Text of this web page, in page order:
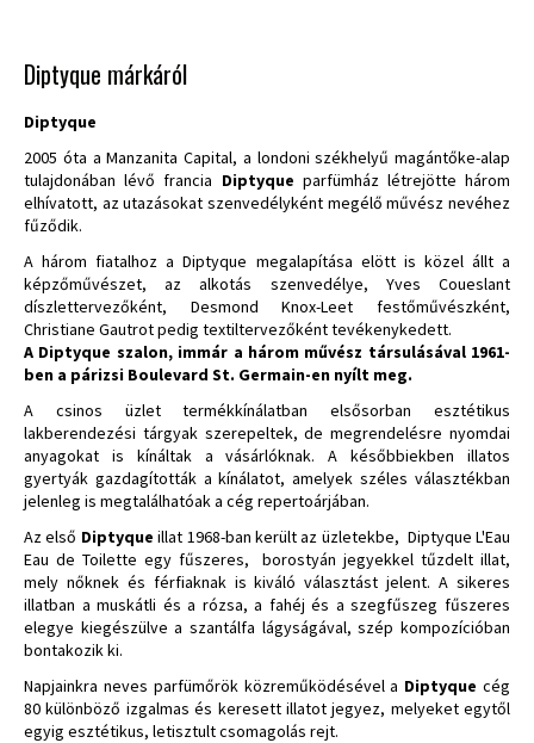
Diptyque márkáról
Diptyque
2005 óta a Manzanita Capital, a londoni székhelyű magántőke-alap
tulajdonában lévő francia Diptyque parfümház létrejötte három
elhívatott, az utazásokat szenvedélyként megélő művész nevéhez
fűződik.
A három fiatalhoz a Diptyque megalapítása elött is közel állt a
képzőművészet, az alkotás szenvedélye, Yves Coueslant
díszlettervezőként, Desmond Knox-Leet festőművészként,
Christiane Gautrot pedig textiltervezőként tevékenykedett.
A Diptyque szalon, immár a három művész társulásával 1961-
ben a párizsi Boulevard St. Germain-en nyílt meg.
A csinos üzlet termékkínálatban elsősorban esztétikus
lakberendezési tárgyak szerepeltek, de megrendelésre nyomdai
anyagokat is kínáltak a vásárlóknak. A későbbiekben illatos
gyertyák gazdagították a kínálatot, amelyek széles választékban
jelenleg is megtalálhatóak a cég repertoárjában.
Az első Diptyqueillat 1968-ban került az üzletekbe, Diptyque L'Eau
Eau de Toilette egy fűszeres,
borostyán jegyekkel tűzdelt illat,
mely nőknek és férfiaknak is kiváló választást jelent. A sikeres
illatban a muskátli és a rózsa, a fahéj és a szegfűszeg fűszeres
elegye kiegészülve a szantálfa lágyságával, szép kompozícióban
bontakozik ki.
Napjainkra neves parfümőrök közreműködésével a Diptyque cég
80 különböző izgalmas és keresett illatot jegyez, melyeket egytől
egyig esztétikus, letisztult csomagolás rejt.